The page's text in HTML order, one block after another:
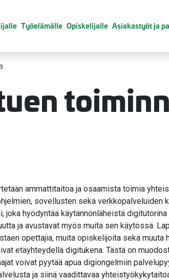
Työelämälle Opiskelijalle Asiakastyöt ja
ammattitaitoa ja osaamista toimia
sovellusten sekä verkkopalveluiden
hyödyntää käytännönläheistä
ja avustavat myös muita sen käytössä.
opettajia, muita opiskelijoita sekä
etäyhteydellä digitukena. Tästä on
voivat pyytää apua digiongelmiin
ja siinä vaadittavaa